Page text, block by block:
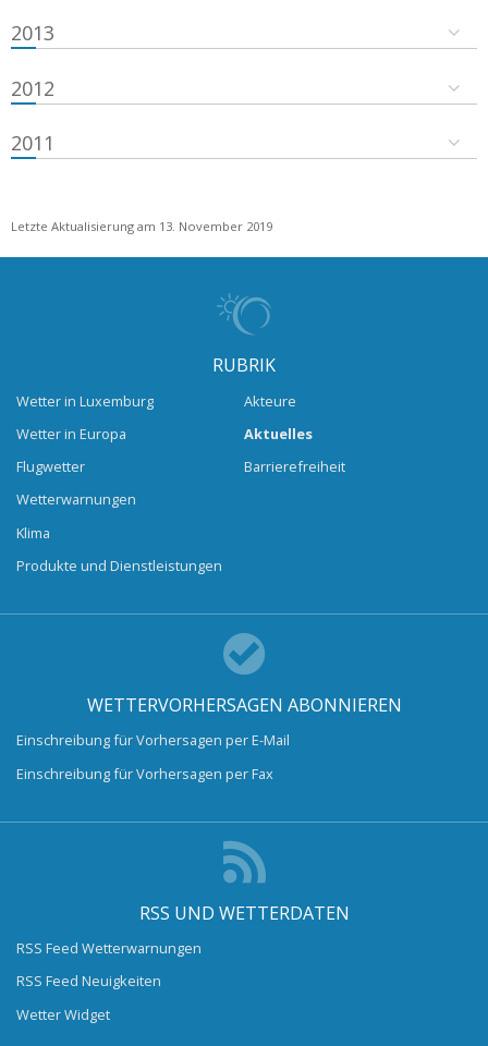
2013
2012
2011
Letzte Aktualisierung am 13. November 2019
RUBRIK
Wetter in Luxemburg
Wetter in Europa
Flugwetter
Wetterwarnungen
Klima
Produkte und Dienstleistungen
Akteure
Aktuelles
Barrierefreiheit
WETTERVORHERSAGEN ABONNIEREN
Einschreibung für Vorhersagen per E-Mail
Einschreibung für Vorhersagen per Fax
RSS UND WETTERDATEN
RSS Feed Wetterwarnungen
RSS Feed Neuigkeiten
Wetter Widget